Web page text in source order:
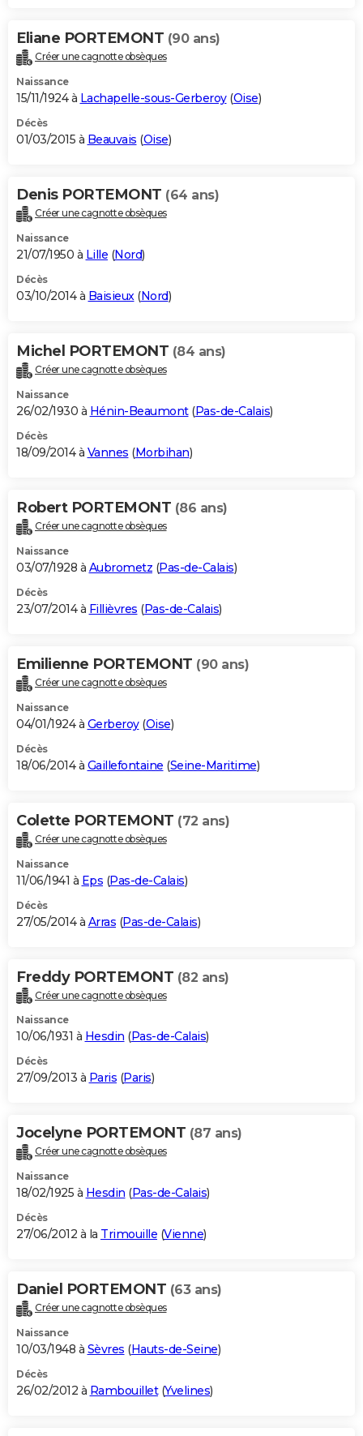
Eliane PORTEMONT (90 ans)
Créer une cagnotte obsèques
Naissance
15/11/1924 à Lachapelle-sous-Gerberoy(Oise)
Décès
01/03/2015 à Beauvais (Oise)
Denis PORTEMONT (64 ans)
Créer une cagnotte obsèques
Naissance
21/07/1950 à Lille (Nord)
Décès
03/10/2014 à Baisieux(Nord)
Michel PORTEMONT (84 ans)
Créer une cagnotte obsèques
Naissance
26/02/1930 à Hénin-Beaumont(Pas-de-Calais)
Décès
18/09/2014 à Vannes (Morbihan)
Robert PORTEMONT (86 ans)
Créer une cagnotte obsèques
Naissance
03/07/1928 à Aubrometz (Pas-de-Calais)
Décès
23/07/2014 à Fillièvres (Pas-de-Calais)
Emilienne PORTEMONT (90 ans)
Créer une cagnotte obsèques
Naissance
04/01/1924 à Gerberoy(Oise)
Décès
18/06/2014 à Gaillefontaine (Seine-Maritime)
Colette PORTEMONT (72 ans)
Créer une cagnotte obsèques
Naissance
11/06/1941 à Eps (Pas-de-Calais)
Décès
27/05/2014 à Arras (Pas-de-Calais)
Freddy PORTEMONT (82 ans)
Créer une cagnotte obsèques
Naissance
10/06/1931 à Hesdin (Pas-de-Calais)
Décès
27/09/2013 à Paris (Paris)
Jocelyne PORTEMONT (87 ans)
Créer une cagnotte obsèques
Naissance
18/02/1925 à Hesdin (Pas-de-Calais)
Décès
27/06/2012 à la Trimouille (Vienne)
Daniel PORTEMONT (63 ans)
Créer une cagnotte obsèques
Naissance
10/03/1948 à Sèvres (Hauts-de-Seine)
Décès
26/02/2012 à Rambouillet(Yvelines)